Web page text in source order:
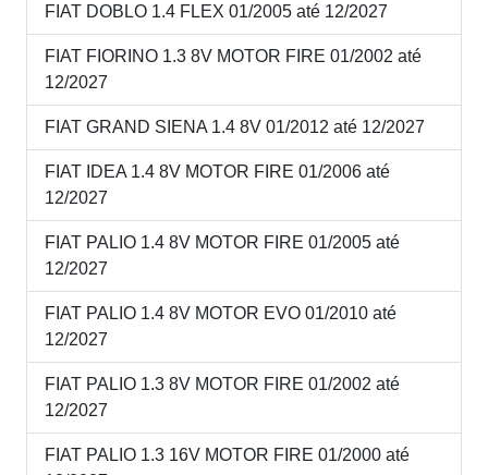
FIAT DOBLO 1.4 FLEX 01/2005 até 12/2027
FIAT FIORINO 1.3 8V MOTOR FIRE 01/2002 até
12/2027
FIAT GRAND SIENA 1.4 8V 01/2012 até 12/2027
FIAT IDEA 1.4 8V MOTOR FIRE 01/2006 até
12/2027
FIAT PALIO 1.4 8V MOTOR FIRE 01/2005 até
12/2027
FIAT PALIO 1.4 8V MOTOR EVO 01/2010 até
12/2027
FIAT PALIO 1.3 8V MOTOR FIRE 01/2002 até
12/2027
FIAT PALIO 1.3 16V MOTOR FIRE 01/2000 até